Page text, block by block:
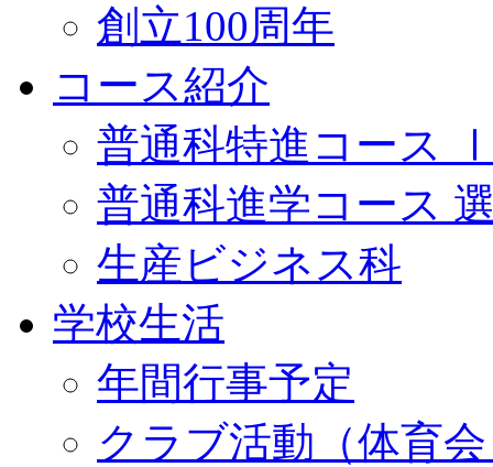
創立100周年
コース紹介
普通科特進コース
普通科進学コース
生産ビジネス科
学校生活
年間行事予定
クラブ活動（体育